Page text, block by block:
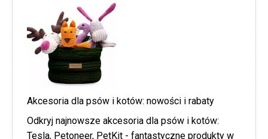
Akcesoria dla psów i kotów: nowości i rabaty
Odkryj najnowsze akcesoria dla psów i kotów:
Tesla, Petoneer, PetKit - fantastyczne produkty w